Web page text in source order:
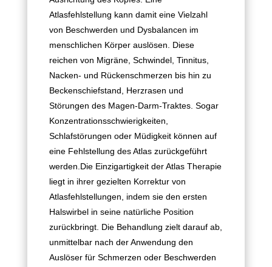
Atlasfehlstellung kann damit eine Vielzahl
von Beschwerden und Dysbalancen im
menschlichen Körper auslösen. Diese
reichen von Migräne, Schwindel, Tinnitus,
Nacken- und Rückenschmerzen bis hin zu
Beckenschiefstand, Herzrasen und
Störungen des Magen-Darm-Traktes. Sogar
Konzentrationsschwierigkeiten,
Schlafstörungen oder Müdigkeit können auf
eine Fehlstellung des Atlas zurückgeführt
werden.Die Einzigartigkeit der Atlas Therapie
liegt in ihrer gezielten Korrektur von
Atlasfehlstellungen, indem sie den ersten
Halswirbel in seine natürliche Position
zurückbringt. Die Behandlung zielt darauf ab,
unmittelbar nach der Anwendung den
Auslöser für Schmerzen oder Beschwerden